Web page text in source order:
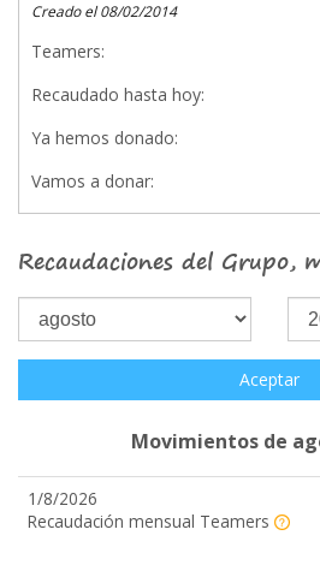
Creado el 08/02/2014
Teamers:
Recaudado hasta hoy:
Ya hemos donado:
Vamos a donar:
Recaudaciones del Grupo,
Aceptar
Movimientos de
1/8/2026
Recaudación mensual Teamers